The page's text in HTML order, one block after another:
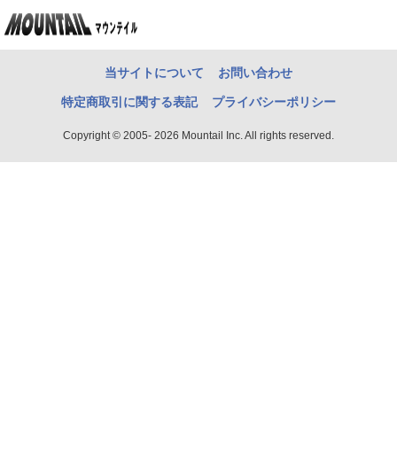
当サイトについて お問い合わせ
特定商取引に関する表記 プライバシーポリシー
Copyright © 2005- 2026 Mountail Inc. All rights reserved.